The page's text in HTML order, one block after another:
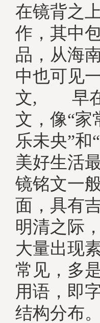
在镜背之
作，其中
品，从海
中也可见
文, 早在
文，像“家
乐未央”和
美好生活
镜铭文一
面，具有
明清之际
大量出现
常见，多
用语，即
结构分布